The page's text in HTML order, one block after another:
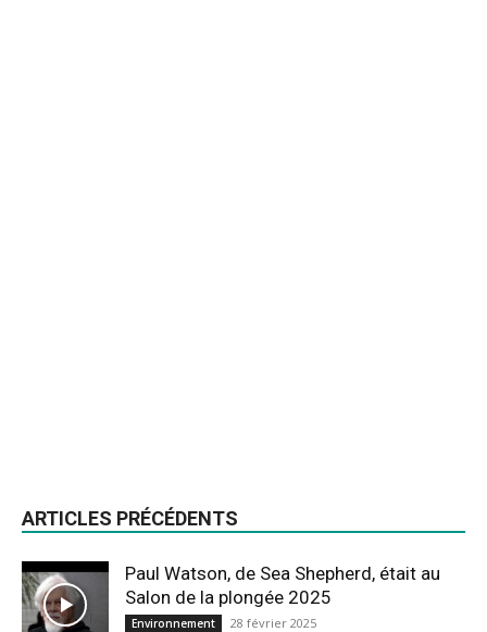
ARTICLES PRÉCÉDENTS
Paul Watson, de Sea Shepherd, était au
Salon de la plongée 2025
Environnement 28 février 2025